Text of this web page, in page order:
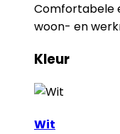
Comfortabele
woon- en
Kleur
Wit